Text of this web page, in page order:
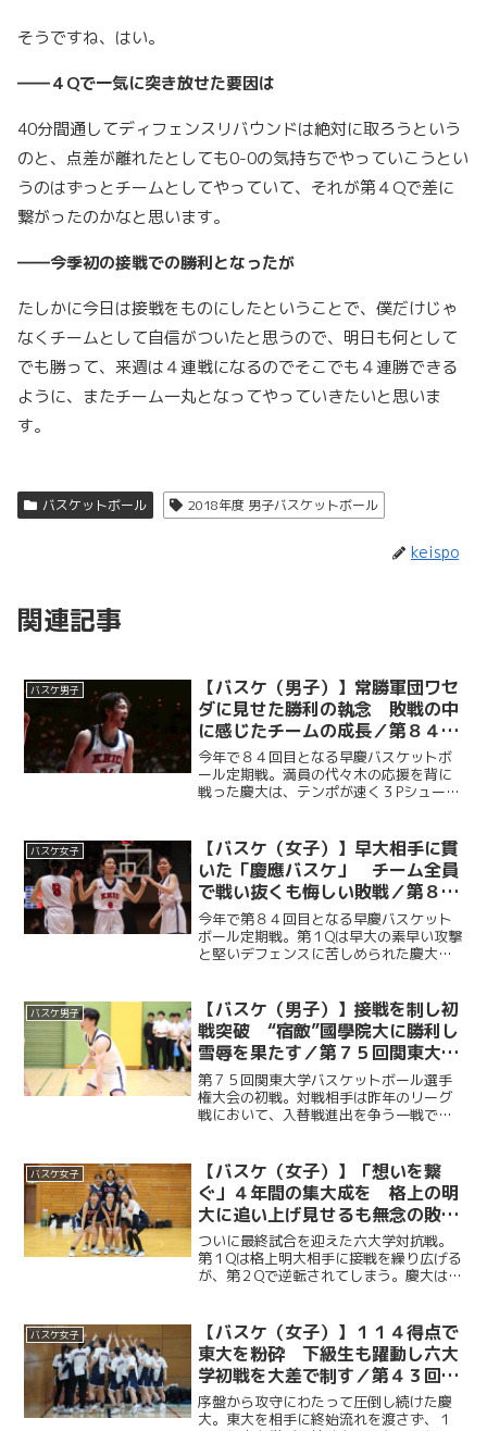
そうですね、はい。
――４Qで一気に突き放せた要因は
40分間通してディフェンスリバウンドは絶対に取ろうという
のと、点差が離れたとしても0-0の気持ちでやっていこうとい
うのはずっとチームとしてやっていて、それが第４Qで差に
繋がったのかなと思います。
――今季初の接戦での勝利となったが
たしかに今日は接戦をものにしたということで、僕だけじゃ
なくチームとして自信がついたと思うので、明日も何として
でも勝って、来週は４連戦になるのでそこでも４連勝できる
ように、またチーム一丸となってやっていきたいと思いま
す。
バスケットボール 2018年度 男子バスケットボール
keispo
関連記事
バスケ男子
【バスケ（男子）】常勝軍団ワセ
ダに見せた勝利の執念 敗戦の中
に感じたチームの成長／第８４回
早慶バスケットボール定期戦
今年で８４回目となる早慶バスケットボ
ール定期戦。満員の代々木の応援を背に
戦った慶大は、テンポが速く３Pシュート
北）や桑原佑尚（総２・済々黌）を中心
に得点を重ねていく。早大...
バスケ女子
【バスケ（女子）】早大相手に貫
いた「慶應バスケ」 チーム全員
で戦い抜くも悔しい敗戦／第８４
回早慶バスケットボール定期戦
今年で第８４回目となる早慶バスケット
ボール定期戦。第１Qは早大の素早い攻撃
と堅いデフェンスに苦しめられた慶大だ
を喫したものの、最後まで慶應らしい泥
臭いバスケを貫き、４...
バスケ男子
【バスケ（男子）】接戦を制し初
戦突破 “宿敵”國學院大に勝利し
雪辱を果たす／第７５回関東大学
バスケットボール選手権大会vs國
學院大
第７５回関東大学バスケットボール選手
権大会の初戦。対戦相手は昨年のリーグ
戦において、入替戦進出を争う一戦で敗
（商３・大垣北）を中心に、前半は攻守
ともに相手を圧倒する。後半...
バスケ女子
【バスケ（女子）】「想いを繋
ぐ」４年間の集大成を 格上の明
大に追い上げ見せるも無念の敗戦
／第４３回東京六大学女子バスケ
ットボール対抗戦
ついに最終試合を迎えた六大学対抗戦。
第１Qは格上明大相手に接戦を繰り広げる
が、第２Qで逆転されてしまう。慶大は河
しいディフェンスに終始苦しみ、６３
−８０で惜しくも敗れて...
バスケ女子
【バスケ（女子）】１１４得点で
東大を粉砕 下級生も躍動し六大
学初戦を大差で制す／第４３回東
京六大学女子バスケットボール対
抗戦 vs 東大
序盤から攻守にわたって圧倒し続けた慶
大。東大を相手に終始流れを渡さず、１